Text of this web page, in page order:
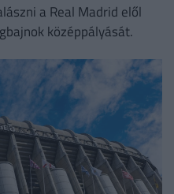
a Real Madrid elől
középpályását.